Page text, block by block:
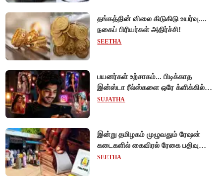
தங்கத்தின் விலை கிடுகிடு உயர்வு....
நகைப் பிரியர்கள் அதிர்ச்சி!
SEETHA
பயனர்கள் உற்சாகம்... பிடிக்காத
இன்ஸ்டா ரீல்ஸ்களை ஒரே க்ளிக்கில்
மாற்றியமைக்கலாம்!
SUJATHA
இன்று தமிழகம் முழுவதும் ரேஷன்
கடைகளில் கைவிரல் ரேகை பதிவு
சிறப்பு முகாம்!
SEETHA